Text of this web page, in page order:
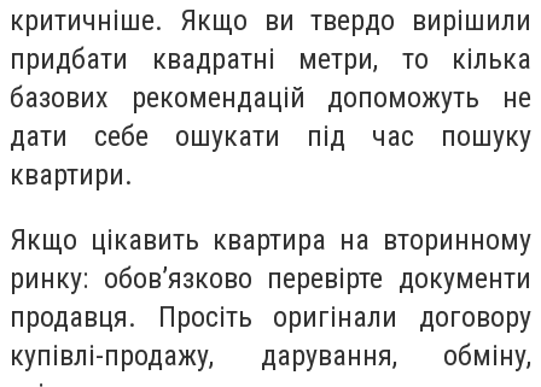
критичніше. Якщо ви твердо вирішили
придбати квадратні метри, то кілька
базових рекомендацій допоможуть не
дати себе ошукати під час пошуку
квартири.
Якщо цікавить квартира на вторинному
ринку: обов’язково перевірте документи
продавця. Просіть оригінали договору
купівлі-продажу, дарування, обміну,